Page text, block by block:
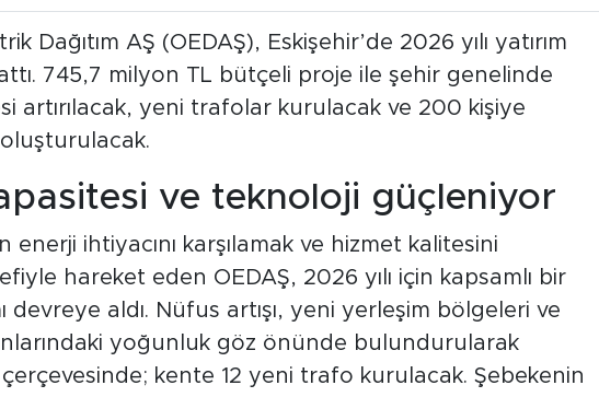
Dağıtım AŞ (OEDAŞ), Eskişehir’de 2026 yılı yatırım
745,7 milyon TL bütçeli proje ile şehir genelinde
artırılacak, yeni trafolar kurulacak ve 200 kişiye
ve teknoloji güçleniyor
enerji ihtiyacını karşılamak ve hizmet kalitesini
hareket eden OEDAŞ, 2026 yılı için kapsamlı bir
devreye aldı. Nüfus artışı, yeni yerleşim bölgeleri ve
yoğunluk göz önünde bulundurularak
kente 12 yeni trafo kurulacak. Şebekenin